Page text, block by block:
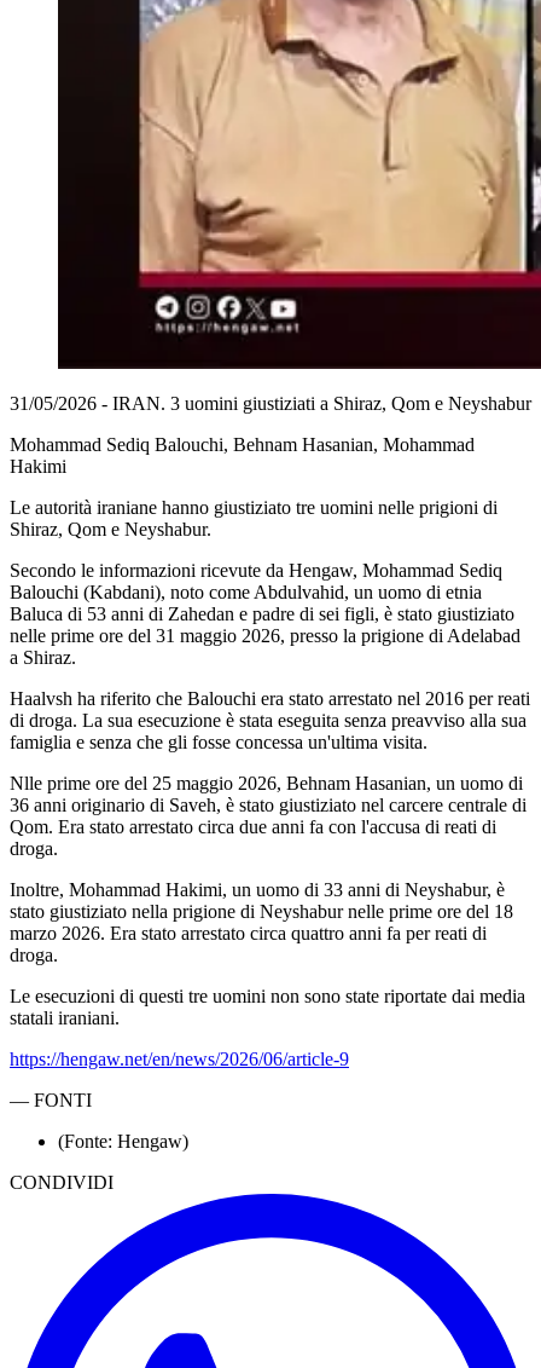
31/05/2026 - IRAN. 3 uomini giustiziati a Shiraz, Qom e Neyshabur
Mohammad Sediq Balouchi, Behnam Hasanian, Mohammad
Hakimi
Le autorità iraniane hanno giustiziato tre uomini nelle prigioni di
Shiraz, Qom e Neyshabur.
Secondo le informazioni ricevute da Hengaw, Mohammad Sediq
Balouchi (Kabdani), noto come Abdulvahid, un uomo di etnia
Baluca di 53 anni di Zahedan e padre di sei figli, è stato giustiziato
nelle prime ore del 31 maggio 2026, presso la prigione di Adelabad
a Shiraz.
Haalvsh ha riferito che Balouchi era stato arrestato nel 2016 per reati
di droga. La sua esecuzione è stata eseguita senza preavviso alla sua
famiglia e senza che gli fosse concessa un'ultima visita.
Nlle prime ore del 25 maggio 2026, Behnam Hasanian, un uomo di
36 anni originario di Saveh, è stato giustiziato nel carcere centrale di
Qom. Era stato arrestato circa due anni fa con l'accusa di reati di
droga.
Inoltre, Mohammad Hakimi, un uomo di 33 anni di Neyshabur, è
stato giustiziato nella prigione di Neyshabur nelle prime ore del 18
marzo 2026. Era stato arrestato circa quattro anni fa per reati di
droga.
Le esecuzioni di questi tre uomini non sono state riportate dai media
statali iraniani.
https://hengaw.net/en/news/2026/06/article-9
— FONTI
(Fonte: Hengaw)
CONDIVIDI